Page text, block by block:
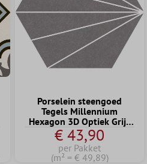
Porselein steengoed
Tegels Millennium
Hexagon 3D Optiek Grijs
22,5 x 25,9cm
€ 43,90
per Pakket
(m² = € 49,89)